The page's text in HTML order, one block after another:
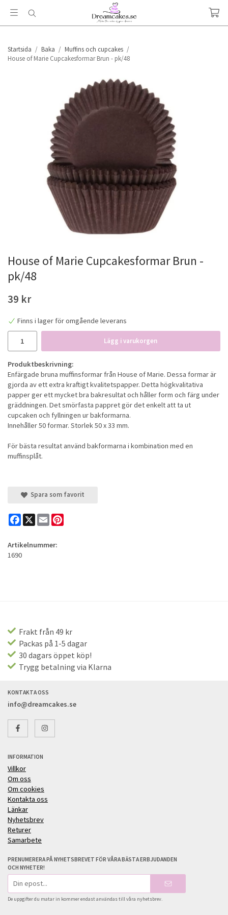
Startsida / Baka / Muffins och cupcakes /
House of Marie Cupcakesformar Brun - pk/48
House of Marie Cupcakesformar Brun -
pk/48
39 kr
Finns i lager för omgående leverans
Lägg i varukorgen
Produktbeskrivning:
Enfärgade bruna muffinsformar från House of Marie. Dessa formar är
gjorda av ett extra kraftigt kvalitetspapper. Detta högkvalitativa
papper ger ett mycket bra bakresultat och håller form och färg under
gräddningen. Det smörfasta pappret gör det enkelt att ta ut
cupcaken och fyllningen ur bakformarna.
Innehåller 50 formar. Storlek 50 x 33 mm.
För bästa resultat använd bakformarna i kombination med en
muffinsplåt.
Spara som favorit
Facebook
X Email
Artikelnummer:
1690
Frakt från 49 kr
Packas på 1-5 dagar
30 dagars öppet köp!
Trygg betalning via Klarna
KONTAKTA OSS
info@dreamcakes.se
INFORMATION
Villkor
Om oss
Om cookies
Kontakta oss
Länkar
Nyhetsbrev
Returer
Samarbete
PRENUMERERA PÅ NYHETSBREVET FÖR VÅRA BÄSTA ERBJUDANDEN
OCH NYHETER!
postadress
De uppgifter du matar in kommer endast användas till våra nyhetsbrev.